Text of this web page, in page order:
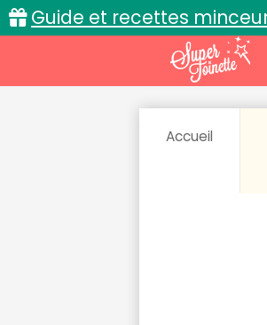
Guide et recettes
Accueil